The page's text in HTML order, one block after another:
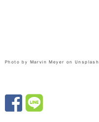
Photo by Marvin Meyer onUnsplash